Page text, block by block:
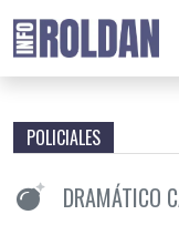
POLICIALES
DRAMÁTICO